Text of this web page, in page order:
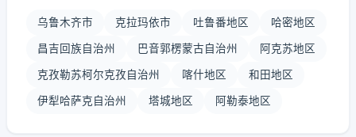
乌鲁木齐市 克拉玛依市 吐鲁番地区 哈密地区
昌吉回族自治州 巴音郭楞蒙古自治州 阿克苏地区
克孜勒苏柯尔克孜自治州 喀什地区 和田地区
伊犁哈萨克自治州 塔城地区 阿勒泰地区